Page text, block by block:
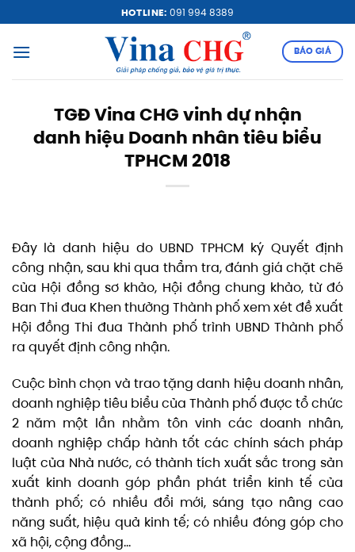
qua
nội
HOTLINE:091 994 8389
BÁO GIÁ
TGĐ Vina CHG vinh dự nhận
danh hiệu Doanh nhân tiêu biểu
TPHCM 2018
Đây là danh hiệu do UBND TPHCM ký Quyết định
công nhận, sau khi qua thẩm tra, đánh giá chặt chẽ
của Hội đồng sơ khảo, Hội đồng chung khảo, từ đó
Ban Thi đua Khen thưởng Thành phố xem xét đề xuất
Hội đồng Thi đua Thành phố trình UBND Thành phố
ra quyết định công nhận.
Cuộc bình chọn và trao tặng danh hiệu doanh nhân,
doanh nghiệp tiêu biểu của Thành phố được tổ chức
2 năm một lần nhằm tôn vinh các doanh nhân,
doanh nghiệp chấp hành tốt các chính sách pháp
luật của Nhà nước, có thành tích xuất sắc trong sản
xuất kinh doanh góp phần phát triển kinh tế của
thành phố; có nhiều đổi mới, sáng tạo nâng cao
năng suất, hiệu quả kinh tế; có nhiều đóng góp cho
xã hội, cộng đồng…